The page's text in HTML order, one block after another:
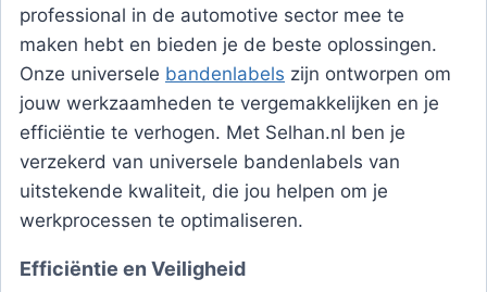
professional in de automotive sector mee te
maken hebt en bieden je de beste oplossingen.
Onze universele bandenlabels zijn ontworpen om
jouw werkzaamheden te vergemakkelijken en je
efficiëntie te verhogen. Met Selhan.nl ben je
verzekerd van universele bandenlabels van
uitstekende kwaliteit, die jou helpen om je
werkprocessen te optimaliseren.
Efficiëntie en Veiligheid